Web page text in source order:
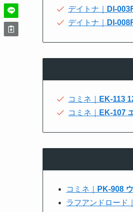
デイトナ｜
DI-
デイトナ｜
DI-
コミネ｜
EK-113
コミネ｜
EK-107
コミネ｜
PK-908
ラフアンドロード｜